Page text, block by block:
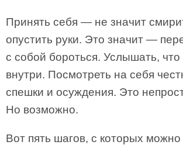
Принять себя — не значит
опустить руки. Это значит —
с собой бороться. Услышать, что
внутри. Посмотреть на себя
спешки и осуждения. Это
Но возможно.
Вот пять шагов, с которых можно